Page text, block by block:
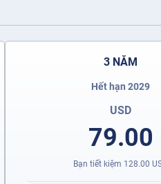
3 NĂM
Hết hạn 2029
USD
79.00
Bạn tiết kiệm 128.00